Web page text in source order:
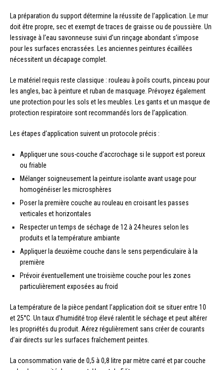
La préparation du support détermine la réussite de l’application. Le mur
doit être propre, sec et exempt de traces de graisse ou de poussière. Un
lessivage à l’eau savonneuse suivi d’un rinçage abondant s’impose
pour les surfaces encrassées. Les anciennes peintures écaillées
nécessitent un décapage complet.
Le matériel requis reste classique : rouleau à poils courts, pinceau pour
les angles, bac à peinture et ruban de masquage. Prévoyez également
une protection pour les sols et les meubles. Les gants et un masque de
protection respiratoire sont recommandés lors de l’application.
Les étapes d’application suivent un protocole précis :
Appliquer une sous-couche d’accrochage si le support est poreux
ou friable
Mélanger soigneusement la peinture isolante avant usage pour
homogénéiser les microsphères
Poser la première couche au rouleau en croisant les passes
verticales et horizontales
Respecter un temps de séchage de 12 à 24 heures selon les
produits et la température ambiante
Appliquer la deuxième couche dans le sens perpendiculaire à la
première
Prévoir éventuellement une troisième couche pour les zones
particulièrement exposées au froid
La température de la pièce pendant l’application doit se situer entre 10
et 25°C. Un taux d’humidité trop élevé ralentit le séchage et peut altérer
les propriétés du produit. Aérez régulièrement sans créer de courants
d’air directs sur les surfaces fraîchement peintes.
La consommation varie de 0,5 à 0,8 litre par mètre carré et par couche